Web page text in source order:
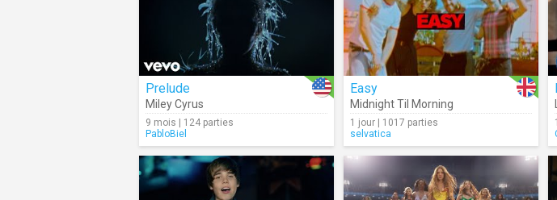
Prelude
Miley Cyrus
9 mois | 124 parties
PabloBiel
Easy
Midnight Til Morning
1 jour | 1017 parties
selvatica